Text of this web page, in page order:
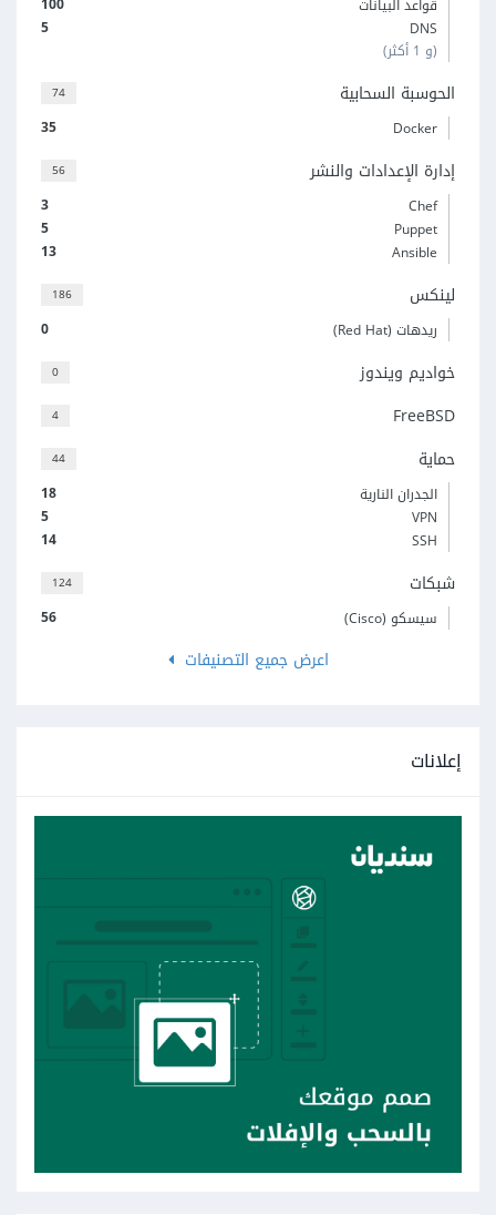
قواعد البيانات
5
DNS
(و 1 أكثر)
74 الحوسبة السحابية
35 Docker
56 إدارة الإعدادات والنشر
3
Chef
5
Puppet
13
Ansible
186 لينكس
0 ريدهات (Red Hat)
0 خواديم ويندوز
4 FreeBSD
44 حماية
18
الجدران النارية
5
VPN
14
SSH
124 شبكات
56 سيسكو (Cisco)
اعرض جميع التصنيفات
إعلانات